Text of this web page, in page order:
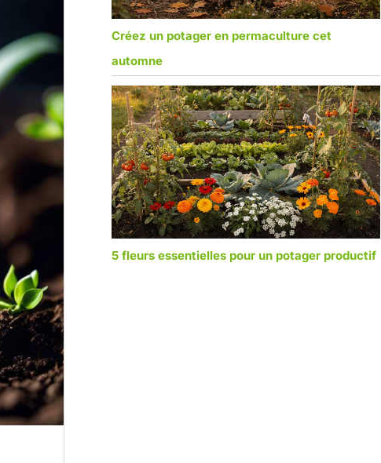
Créez un potager en permaculture cet
automne
5 fleurs essentielles pour un potager productif